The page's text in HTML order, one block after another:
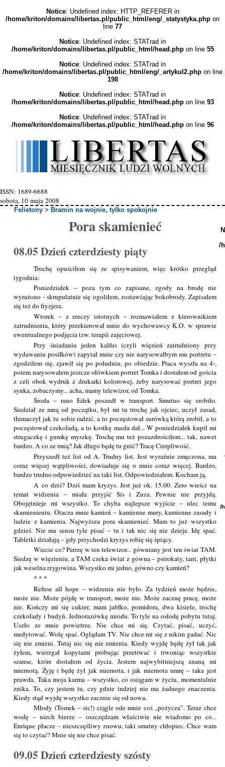
Notice: Undefined index: HTTP_REFERER in
/home/kriton/domains/libertas.pl/public_html/eng/_statystyka.php on
line 77
Notice: Undefined index: STATrad in
/home/kriton/domains/libertas.pl/public_html/head.phpon line 55
Notice: Undefined index: STATrad in
/home/kriton/domains/libertas.pl/public_html/eng/_artykul2.php on line
198
Notice: Undefined index: STATrad in
/home/kriton/domains/libertas.pl/public_html/head.phpon line 93
Notice: Undefined index: STATrad in
/home/kriton/domains/libertas.pl/public_html/head.phpon line 96
ISSN: 1689-6688
sobota, 10 maja 2008
Felietony >Bramin na wojnie, tylko spokojnie
Pora skamienieć
08.05 Dzień czterdziesty piąty
Trochę opuściłem się ze spisywaniem, więc krótko przegląd
tygodnia:
Poniedziałek – poza tym co zapisane, zgody na brodę nie
wyrażono - skrupulatnie się ogoliłem, zostawiając bokobrody. Zapisałem
się też do fryzjera.
Wtorek – z rzeczy istotnych – rozmawiałem z kierownikiem
zatrudnienia, który przekierował mnie do wychowawcy K.O. w sprawie
ewentualnego podjęcia tzw. terapii zajęciowej.
Przy śniadaniu jeden kalfus (czyli więzień zatrudniony przy
wydawaniu posiłków) zapytał mnie czy nie narysowałbym mu portretu –
zgodziłem się, zjawił się po południu, po obiedzie. Praca wyszła na 4-,
potem narysowałem jeszcze ołówkiem portret Tomka i dostałem od gościa
z celi obok wydruk z drukarki kolorowej, żeby narysować portret jego
synka, zobaczymy... acha, mamy telewizor, od Tomka.
Środa – rano Edek poszedł w transport. Smutno się zrobiło.
Siedział ze mną od początku, był mi tu trochę jak ojciec, uczył zasad,
tłumaczył jak tu sobie radzić, a to poczęstował surówką którą zrobił, a to
poczęstował czekoladą, a to kostkę masła dał... W poniedziałek kupił mi
strugaczkę i gumkę myszkę. Trochę mu też pozazdrościłem... tak, nawet
bardzo. A co ze mną? Jak długo będę tu gnić? Tracę Cierpliwość.
Przyszedł też list od A. Trudny list. Jest wyraźnie zmęczona, ma
coraz więcej wątpliwości, dowiaduje się o mnie coraz więcej. Bardzo,
bardzo trudno odpowiedzieć na taki list. Odpowiedziałem. Kocham ją.
A co dziś? Dziś mam kryzys. Jest już ok. 15.00. Zero wieści na
temat widzenia – miała przyjść Sis i Zuza. Pewnie nie przyjdą.
Obojętnieje mi wszystko. To chyba najlepsze wyjście – ulec temu
skamienieniu. Otacza mnie kamień – kamienne mury, kamienne zasady i
ludzie z kamienia. Najwyższa pora skamienieć. Mam to już wszystko
gdzieś. Nie ma sensu tyle pisać – tu i tak nic się nie dzieje. Idę spać.
Tabletki działają – gdy przychodzi kryzys robię się śpiący.
Wiecie co? Patrzę w ten telewizor... gówniany jest ten świat TAM.
Siedzę w więzieniu, a TAM czeka świat z gówna – pstrokaty, tani, płytki
jak weselna rzygowina. Wszystko mi jedno, gówno czy kamień?
* * *
Refuse all hope – widzenia nie było. Za tydzień może będzie,
może nie. Może pójdę w transport, może nie. Może zacznę pracę, może
nie. Kończy mi się cukier, mam jabłko, pomidora, dwa kisiele, trochę
czekolady i budyń. Jednorazówkę miodu. To tyle na osłodę pobytu tutaj.
Uszło ze mnie powietrze. Nie chce mi się. Czytać, pisać, uczyć,
medytować. Wolę spać. Oglądam TV. Nie chce mi się z nikim gadać. Nic
się nie zmieni. Tutaj nic się nie zmienia. Kiedy wyjdę będę żył tak jak
żyłem, wierzgał kopytami próbując przetrwać i trwoniąc wszystkie
szanse, które dostałem od życia. Jestem najwybitniejszą znaną mi
miernotą. Żyję i będę żył jak miernota, i jak miernota umrę – taka jest
prawda. Taka moja karma – wszystko, co osiągam w życiu, momentalnie
znika. To, czy jestem tu, czy gdzie indziej nie ma żadnego znaczenia.
Kiedy stąd wyjdę wszystko zacznie się od nowa.
Młody (Tomek – sic!) ciągle ode mnie coś „pożycza”. Teraz chce
wodę – niech bierze – oszczędzam właściwie nie wiadomo po co...
Enrique płacze – nieszczęśliwy znowu, taki smutny chłopiec. Chce wam
się to czytać? Mnie się nie chce pisać.
09.05 Dzień czterdziesty szósty
/
/